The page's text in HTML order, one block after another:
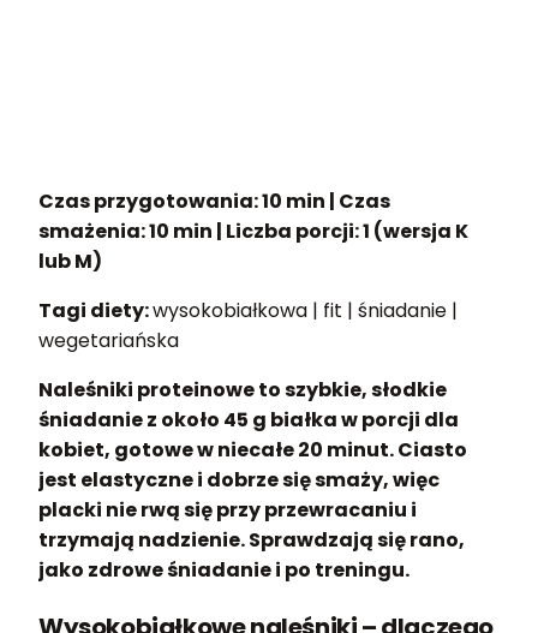
Czas przygotowania:10 min | Czas
smażenia:10 min | Liczba porcji:1 (wersja K
lub M)
Tagi diety:wysokobiałkowa | fit | śniadanie |
wegetariańska
Naleśniki proteinowe to szybkie, słodkie
śniadanie z około 45 g białka w porcji dla
kobiet, gotowe w niecałe 20 minut. Ciasto
jest elastyczne i dobrze się smaży, więc
placki nie rwą się przy przewracaniu i
trzymają nadzienie. Sprawdzają się rano,
jako zdrowe śniadanie i po treningu.